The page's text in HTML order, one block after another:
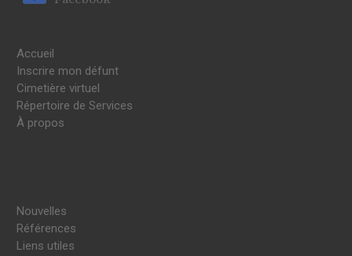
Accueil
Inscrire mon défunt
Cimetière virtuel
Répertoire de Services
À propos
Nouvelles
Références
Liens utiles